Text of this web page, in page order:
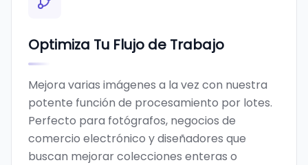
Optimiza Tu Flujo de Trabajo
Mejora varias imágenes a la vez con nuestra
potente función de procesamiento por lotes.
Perfecto para fotógrafos, negocios de
comercio electrónico y diseñadores que
buscan mejorar colecciones enteras o